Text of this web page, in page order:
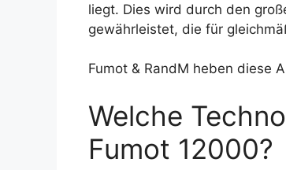
liegt. Dies wird durch den
gewährleistet, die für
Fumot & RandM heben diese
Welche
Fumot 12000?